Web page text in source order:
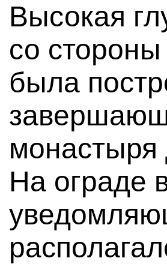
Высокая
со
была
На ограде